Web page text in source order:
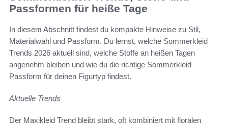
Passformen für heiße Tage
In diesem Abschnitt findest du kompakte Hinweise zu Stil,
Materialwahl und Passform. Du lernst, welche Sommerkleid
Trends 2026 aktuell sind, welche Stoffe an heißen Tagen
angenehm bleiben und wie du die richtige Sommerkleid
Passform für deinen Figurtyp findest.
Aktuelle Trends
Der Maxikleid Trend bleibt stark, oft kombiniert mit floralen